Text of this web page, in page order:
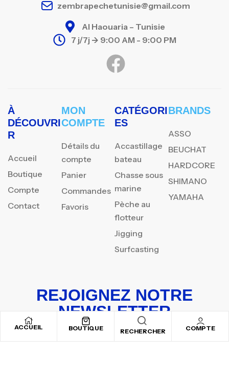
ACCUEIL BOUTIQUE RECHERCHER COMPTE
zembrapechetunisie@gmail.com
Al Haouaria – Tunisie
7 j/7j -> 9:00 AM - 9:00 PM
À
DÉCOUVRI
R
Accueil
Boutique
Compte
Contact
MON
COMPTE
Détails du
compte
Panier
Commandes
Favoris
CATÉGORI
ES
Accastillage
bateau
Chasse sous
marine
Pèche au
flotteur
Jigging
Surfcasting
BRANDS
ASSO
BEUCHAT
HARDCORE
SHIMANO
YAMAHA
REJOIGNEZ NOTRE
NEWSLETTER
Inscrivez-vous pour recevoir nos offres spéciales